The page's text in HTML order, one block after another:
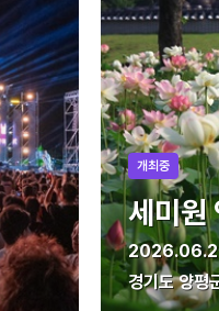
개최중
세미원
경기도 양평